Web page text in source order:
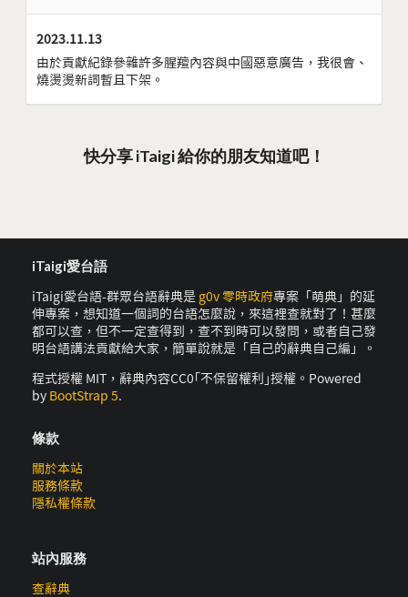
2023.11.13
由於貢獻紀錄參雜許多腥羶內容與中國惡意廣告，我很會、
燒燙燙新詞暫且下架。
快分享 iTaigi 給你的朋友知道吧！
iTaigi愛台語
iTaigi愛台語-群眾台語辭典是 g0v 零時政府專案「萌典」的延
伸專案，想知道一個詞的台語怎麼說，來這裡查就對了！甚麼
都可以查，但不一定查得到，查不到時可以發問，或者自己發
明台語講法貢獻給大家，簡單說就是「自己的辭典自己編」。
程式授權 MIT，辭典內容CC0｢不保留權利｣授權。Powered
by BootStrap 5.
條款
關於本站
服務條款
隱私權條款
站內服務
查辭典